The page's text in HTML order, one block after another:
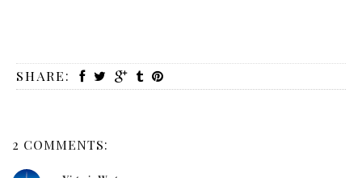
SHARE:
2 COMMENTS: